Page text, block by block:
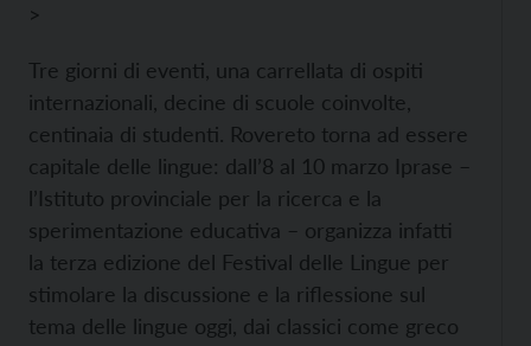
>
Tre giorni di eventi, una carrellata di ospiti
internazionali, decine di scuole coinvolte,
centinaia di studenti. Rovereto torna ad essere
capitale delle lingue: dall’8 al 10 marzo Iprase –
l’Istituto provinciale per la ricerca e la
sperimentazione educativa – organizza infatti
la terza edizione del Festival delle Lingue per
stimolare la discussione e la riflessione sul
tema delle lingue oggi, dai classici come greco